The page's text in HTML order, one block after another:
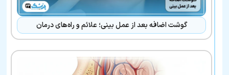
گوشت اضافه بعد از عمل بینی؛ علائم و راه‌های درمان